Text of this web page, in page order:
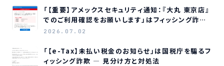
「【重要】アメックスセキュリティ通知：『大丸 東京店』
でのご利用確認をお願いします」はフィッシング詐欺
メールです
2026.07.02
「【e-Tax】未払い税金のお知らせ」は国税庁を騙るフ
ィッシング詐欺 ― 見分け方と対処法